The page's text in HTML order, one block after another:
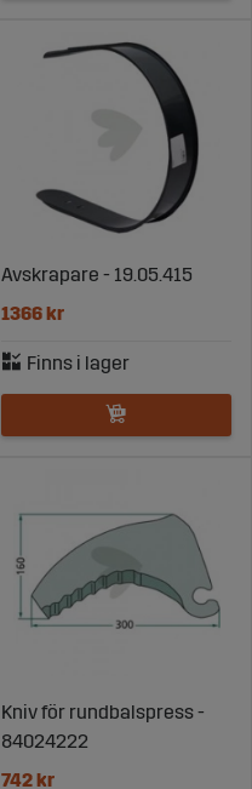
Avskrapare - 19.05.415
1366 kr
Kniv för rundbalspress -
84024222
742 kr